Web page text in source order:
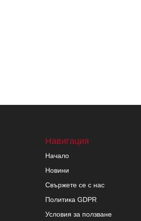
Навигация
Начало
Новини
Свържете се с нас
Политика GDPR
Условия за ползване